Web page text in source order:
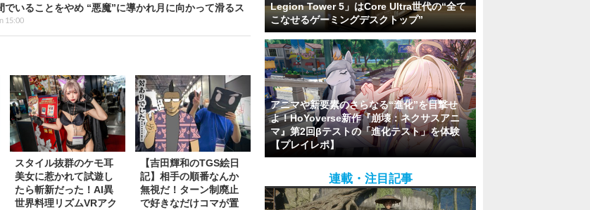
いることをやめ “悪魔”に導かれ月に向かって滑るス
15:00
スタイル抜群のケモ耳
美女に惹かれて試遊し
たら斬新だった！AI異
世界料理リズムVRアク
【吉田輝和のTGS絵日
記】相手の順番なんか
無視だ！ターン制廃止
で好きなだけコマが置
Legion Tower 5」はCore Ultra世代の“全て
こなせるゲーミングデスクトップ”
アニマや新要素のさらなる“進化”を目撃せ
よ！HoYoverse新作『崩壊：ネクサスアニ
マ』第2回βテストの「進化テスト」を体験
【プレイレポ】
連載・注目記事